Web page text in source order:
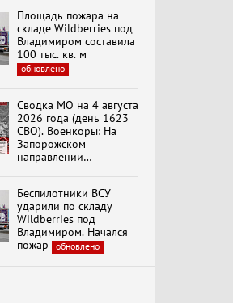
К ГРАЖДАНАМ
РОССИИ! Обращение
КПРФ Руководителя
фракции КПРФ в
Государственной Думе
РФ (28.07.2026)
Документальный
фильм "Империализм и
террор"
Менять курс! В.Боглаев,
И.Буданов, А.Лежава,
Н.Останина
(05.08.2026)
Площадь пожара на
складе Wildberries под
Владимиром составила
100 тыс. кв. м
обновлено
Сводка МО на 4 августа
2026 года (день 1623
СВО). Военкоры: На
Запорожском
направлении
Степногорска
Беспилотники ВСУ
ударили по складу
Wildberries под
Владимиром. Начался
пожар
обновлено